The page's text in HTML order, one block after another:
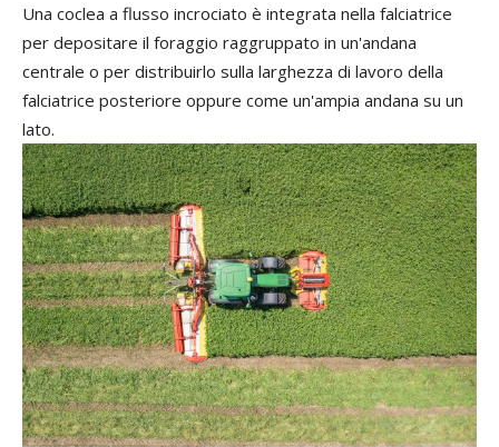
Una coclea a flusso incrociato è integrata nella falciatrice
per depositare il foraggio raggruppato in un'andana
centrale o per distribuirlo sulla larghezza di lavoro della
falciatrice posteriore oppure come un'ampia andana su un
lato.